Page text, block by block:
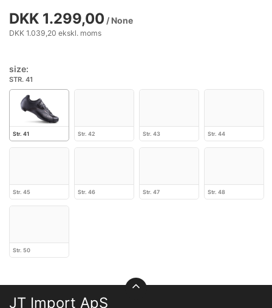
DKK 1.299,00 / None
DKK 1.039,20 ekskl. moms
size:
STR. 41
Str. 41 Str. 42 Str. 43 Str. 44
Str. 45 Str. 46 Str. 47 Str. 48
Str. 50
JT Import ApS